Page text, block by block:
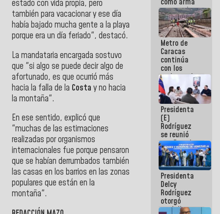
estado con vida propia, pero
también para vacacionar y ese día
había bajado mucha gente a la playa
porque era un día feriado", destacó.
La mandataria encargada sostuvo
que "si algo se puede decir algo de
afortunado, es que ocurrió más
hacia la falla de la Costa y no hacia
la montaña".
En ese sentido, explicó que
"muchas de las estimaciones
realizadas por organismos
internacionales fue porque pensaron
que se habían derrumbados también
las casas en los barrios en las zonas
populares que están en la
montaña".
contra el
Pueblo
Metro de
Caracas
continúa
con los
trabajos de
mantenimiento
e inspección
en la Línea 2
Presidenta
(E)
Rodríguez
se reunió
con Estado
Mayor
Eléctrico
para
abordar
planes de
acción
Presidenta
Delcy
Rodríguez
otorgó
medalla